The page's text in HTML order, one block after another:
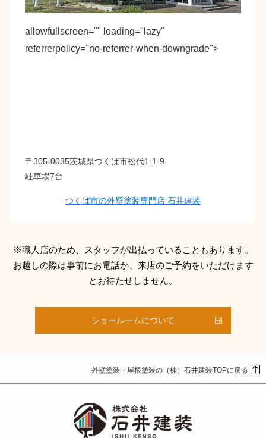
allowfullscreen="" loading="lazy"
referrerpolicy="no-referrer-when-downgrade">
〒305-0035茨城県つくば市松代1-1-9
駐車場7台
つくば市の外壁塗装専門店 石井建装
※職人店のため、スタッフが出払っていることもあります。
お越しの際は事前にお電話か、来店のご予約をいただけます
とお待たせしません。
ショールームについて
外壁塗装・屋根塗装の（株）石井建装TOPに戻る